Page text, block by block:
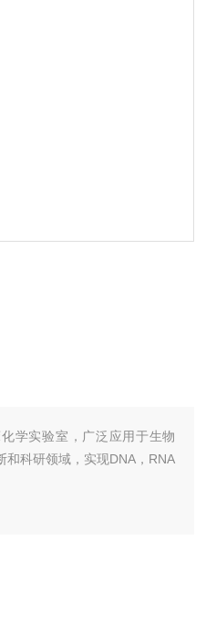
学实验室，广泛应用于生物
和科研领域，实现DNA，RNA